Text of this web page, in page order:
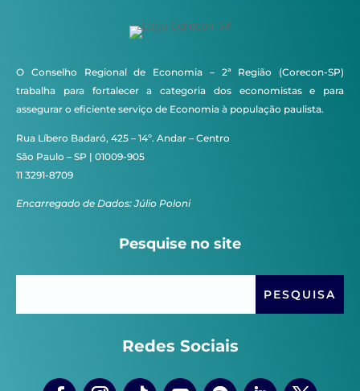
O Conselho Regional de Economia – 2ª Região (Corecon-SP)
trabalha para fortalecer a categoria dos economistas e para
assegurar o eficiente serviço de Economia à população paulista.
Rua Líbero Badaró, 425 – 14º. Andar – Centro
São Paulo – SP | 01009-905
11 3291-8709
Encarregado de Dados: Júlio Poloni
Pesquise no site
Redes Sociais